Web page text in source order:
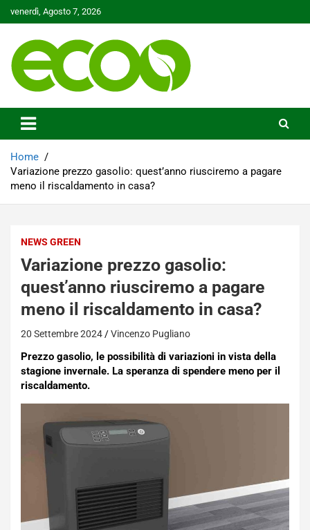
to
venerdì, Agosto 7, 2026
Ecoo.it
Home
Variazione prezzo gasolio: quest’anno riusciremo a pagare
meno il riscaldamento in casa?
NEWS GREEN
Variazione prezzo gasolio:
quest’anno riusciremo a pagare
meno il riscaldamento in casa?
20 Settembre 2024 Vincenzo Pugliano
Prezzo gasolio, le possibilità di variazioni in vista della
stagione invernale. La speranza di spendere meno per il
riscaldamento.